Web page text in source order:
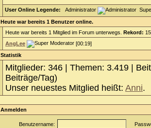
User Online Legende: Administrator
Heute war bereits 1 Benutzer online.
Heute war bereits 1 Mitglied im Forum unterwegs. Rekord:
AngLee
[00:19]
Statistik
Mitglieder: 346 | Themen: 3.419 |
Beiträge/Tag)
Unser neuestes Mitglied heißt: Anni.
Anmelden
Benutzername: